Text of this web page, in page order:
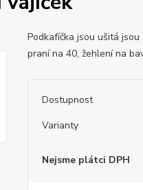
Podkafíčka jsou ušitá
praní na 40, žehlení na
Dostupnost
Varianty
Nejsme plátci DPH